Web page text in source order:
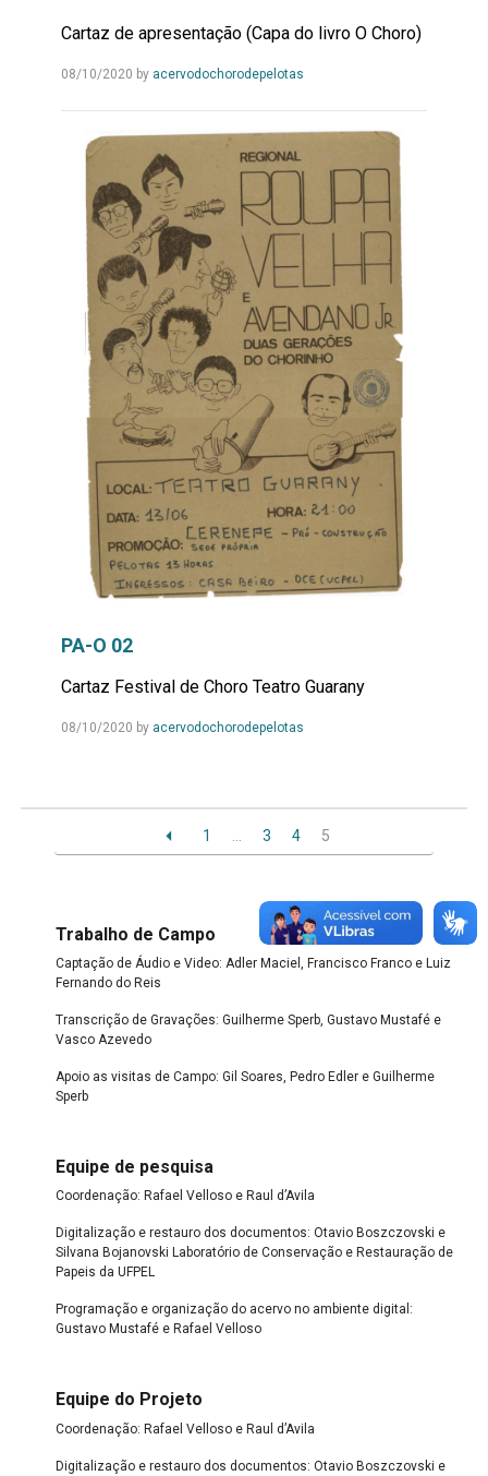
Cartaz de apresentação (Capa do livro O Choro)
08/10/2020 by acervodochorodepelotasLeia
PA-O 02
Cartaz Festival de Choro Teatro Guarany
08/10/2020 by acervodochorodepelotasLeia
1 … 3 4 5
Trabalho de Campo
Captação de Áudio e Video: Adler Maciel, Francisco Franco e Luiz
Fernando do Reis
Transcrição de Gravações: Guilherme Sperb, Gustavo Mustafé e
Vasco Azevedo
Apoio as visitas de Campo: Gil Soares, Pedro Edler e Guilherme
Sperb
Equipe de pesquisa
Coordenação: Rafael Velloso e Raul d’Avila
Digitalização e restauro dos documentos: Otavio Boszczovski e
Silvana Bojanovski Laboratório de Conservação e Restauração de
Papeis da UFPEL
Programação e organização do acervo no ambiente digital:
Gustavo Mustafé e Rafael Velloso
Equipe do Projeto
Coordenação: Rafael Velloso e Raul d’Avila
Digitalização e restauro dos documentos: Otavio Boszczovski e